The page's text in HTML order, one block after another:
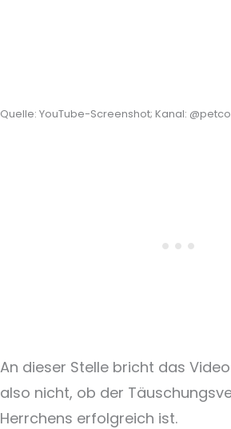
Quelle: YouTube-Screenshot; Kanal:
An dieser Stelle bricht das
also nicht, ob der
Herrchens erfolgreich ist.